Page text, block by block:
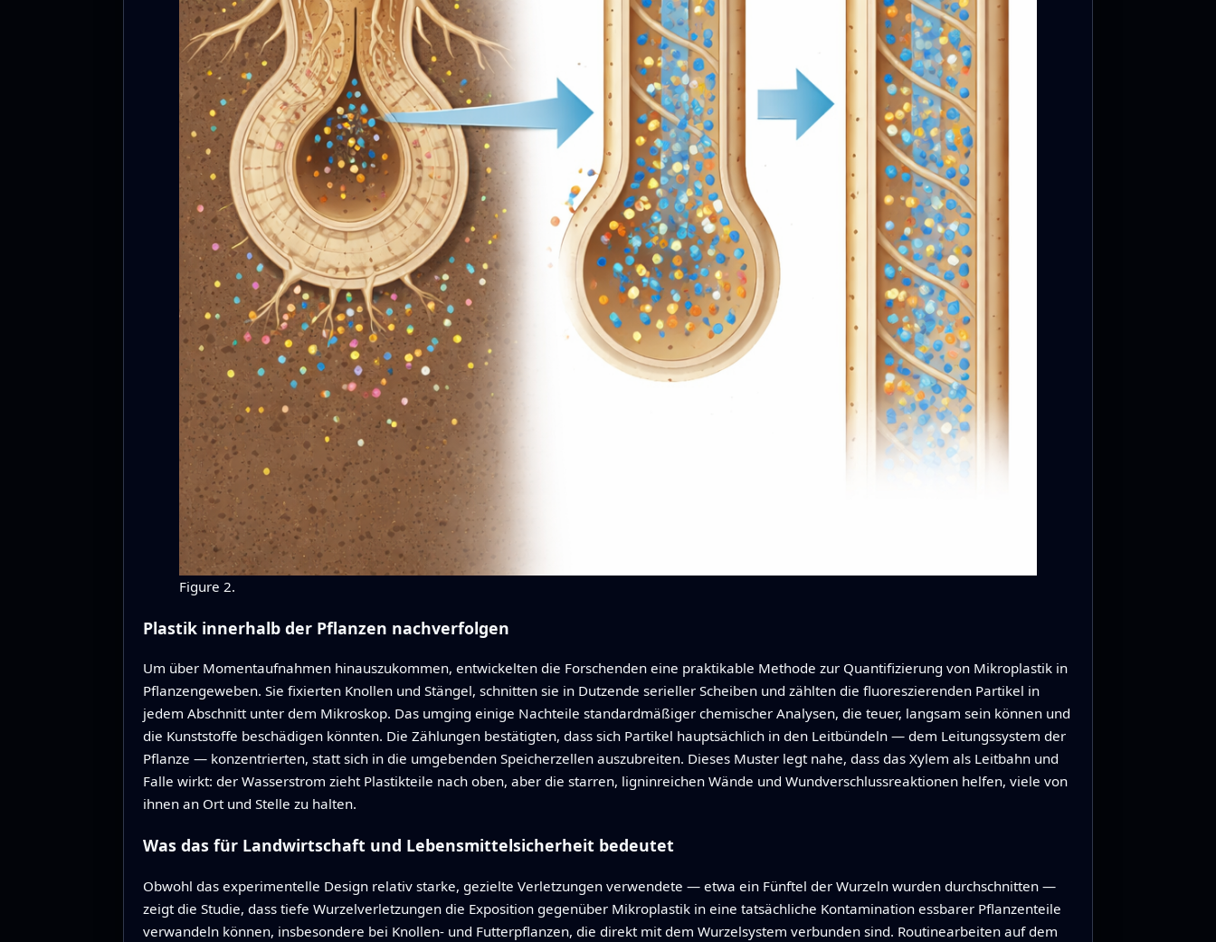
Figure 2.
Plastik innerhalb der Pflanzen nachverfolgen
Um über Momentaufnahmen hinauszukommen, entwickelten die Forschenden eine praktikable Methode zur Quantifizierung von Mikroplastik in
Pflanzengeweben. Sie fixierten Knollen und Stängel, schnitten sie in Dutzende serieller Scheiben und zählten die fluoreszierenden Partikel in
jedem Abschnitt unter dem Mikroskop. Das umging einige Nachteile standardmäßiger chemischer Analysen, die teuer, langsam sein können und
die Kunststoffe beschädigen könnten. Die Zählungen bestätigten, dass sich Partikel hauptsächlich in den Leitbündeln — dem Leitungssystem der
Pflanze — konzentrierten, statt sich in die umgebenden Speicherzellen auszubreiten. Dieses Muster legt nahe, dass das Xylem als Leitbahn und
Falle wirkt: der Wasserstrom zieht Plastikteile nach oben, aber die starren, ligninreichen Wände und Wundverschlussreaktionen helfen, viele von
ihnen an Ort und Stelle zu halten.
Was das für Landwirtschaft und Lebensmittelsicherheit bedeutet
Obwohl das experimentelle Design relativ starke, gezielte Verletzungen verwendete — etwa ein Fünftel der Wurzeln wurden durchschnitten —
zeigt die Studie, dass tiefe Wurzelverletzungen die Exposition gegenüber Mikroplastik in eine tatsächliche Kontamination essbarer Pflanzenteile
verwandeln können, insbesondere bei Knollen- und Futterpflanzen, die direkt mit dem Wurzelsystem verbunden sind. Routinearbeiten auf dem